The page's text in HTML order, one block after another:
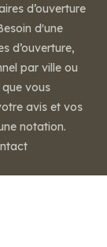
d’ouverture
d'une
d’ouverture,
par ville ou
vous
avis et vos
notation.